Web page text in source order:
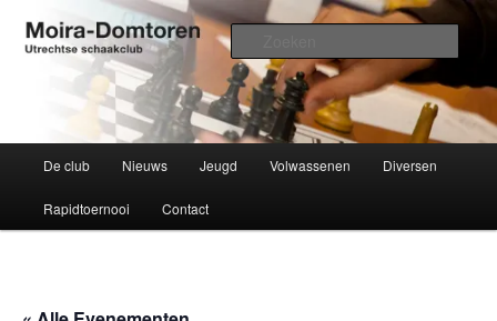
naar
Moira-Domtoren
Utrechtse schaakclub opgericht 1934
De club Nieuws Jeugd Volwassenen Diversen
Rapidtoernooi Contact